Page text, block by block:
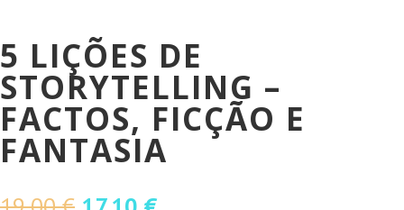
5 LIÇÕES DE
STORYTELLING –
FACTOS, FICÇÃO E
FANTASIA